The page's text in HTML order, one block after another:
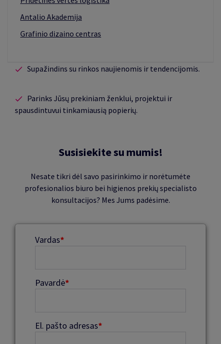
Antalio Akademija
Grafinio dizaino centras
Supažindins su rinkos naujienomis ir tendencijomis.
Parinks Jūsų prekiniam ženklui, projektui ir
spausdintuvui tinkamiausią popierių.
Susisiekite su mumis!
Nesate tikri dėl savo pasirinkimo ir norėtumėte
profesionalios biuro bei higienos prekių specialisto
konsultacijos? Mes Jums padėsime.
Vardas*
Pavardė*
El. pašto adresas*